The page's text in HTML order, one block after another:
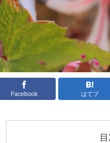
Facebook はてブ